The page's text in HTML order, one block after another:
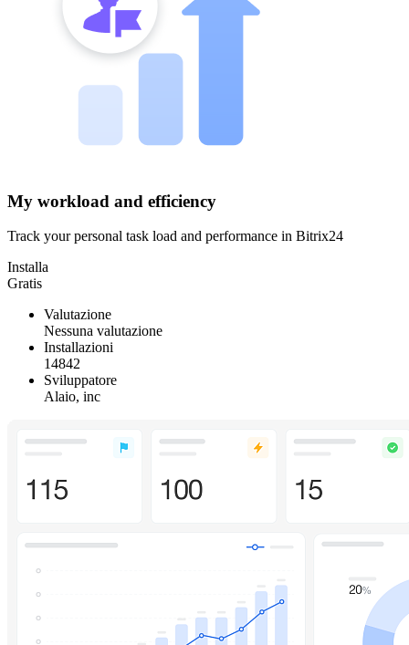
My workload and efficiency
Track your personal task load and performance in Bitrix24
Installa
Gratis
Valutazione
Nessuna valutazione
Installazioni
14842
Sviluppatore
Alaio, inc